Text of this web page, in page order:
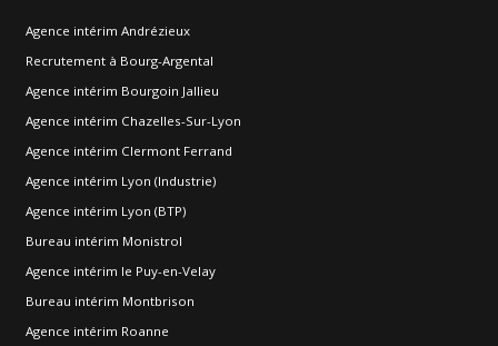
Agence intérim Andrézieux
Recrutement à Bourg-Argental
Agence intérim Bourgoin Jallieu
Agence intérim Chazelles-Sur-Lyon
Agence intérim Clermont Ferrand
Agence intérim Lyon (Industrie)
Agence intérim Lyon (BTP)
Bureau intérim Monistrol
Agence intérim le Puy-en-Velay
Bureau intérim Montbrison
Agence intérim Roanne